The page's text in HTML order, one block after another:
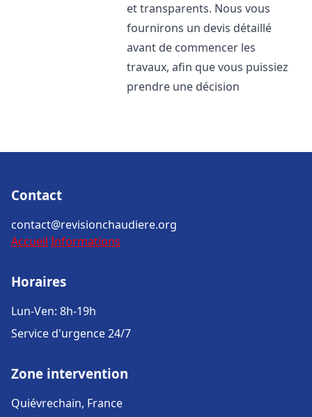
et transparents. Nous vous
fournirons un devis détaillé
avant de commencer les
travaux, afin que vous puissiez
prendre une décision
Contact
contact@revisionchaudiere.org
Accueil Informations
Horaires
Lun-Ven: 8h-19h
Service d'urgence 24/7
Zone intervention
Quiévrechain, France